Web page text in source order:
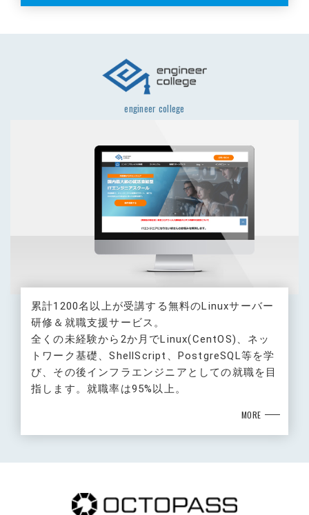
engineer college
累計1200名以上が受講する無料のLinuxサーバー
研修＆就職支援サービス。
全くの未経験から2か月でLinux(CentOS)、ネッ
トワーク基礎、ShellScript、PostgreSQL等を学
び、その後インフラエンジニアとしての就職を目
指します。就職率は95%以上。
MORE